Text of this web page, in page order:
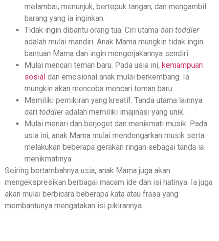
melambai, menunjuk, bertepuk tangan, dan mengambil
barang yang ia inginkan.
Tidak ingin dibantu orang tua. Ciri utama dari toddler
adalah mulai mandiri. Anak Mama mungkin tidak ingin
bantuan Mama dan ingin mengerjakannya sendiri
Mulai mencari teman baru. Pada usia ini, kemampuan
sosial dan emosional anak mulai berkembang. Ia
mungkin akan mencoba mencari teman baru.
Memiliki pemikiran yang kreatif. Tanda utama lainnya
dari toddleradalah memiliki imajinasi yang unik.
Mulai menari dan berjoget dan menikmati musik. Pada
usia ini, anak Mama mulai mendengarkan musik serta
melakukan beberapa gerakan ringan sebagai tanda ia
menikmatinya.
Seiring bertambahnya usia, anak Mama juga akan
mengekspresikan berbagai macam ide dan isi hatinya. Ia juga
akan mulai berbicara beberapa kata atau frasa yang
membantunya mengatakan isi pikirannya.